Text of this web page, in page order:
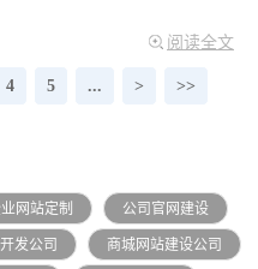
阅读全文
4 5 ... > >>
网站定制
公司官网建设
发公司
商城网站建设公司